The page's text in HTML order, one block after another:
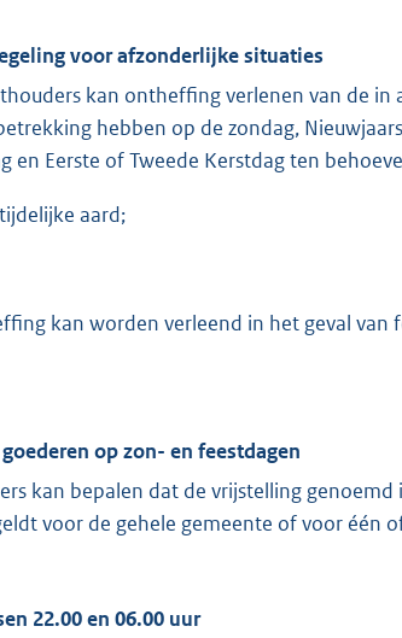
voor afzonderlijke situaties
kan ontheffing verlenen van de
hebben op de zondag,
en Eerste of Tweede Kerstdag ten
aard;
kan worden verleend in het geval van
op zon- en feestdagen
kan bepalen dat de vrijstelling
voor de gehele gemeente of voor één
22.00 en 06.00 uur